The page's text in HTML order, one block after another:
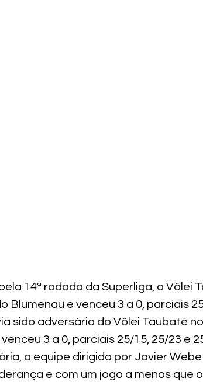
14ª rodada da Superliga, o Vôlei
Blumenau e venceu 3 a 0, parciais 25
sido adversário do Vôlei Taubaté
3 a 0, parciais 25/15, 25/23 e
a equipe dirigida por Javier
e com um jogo a menos que